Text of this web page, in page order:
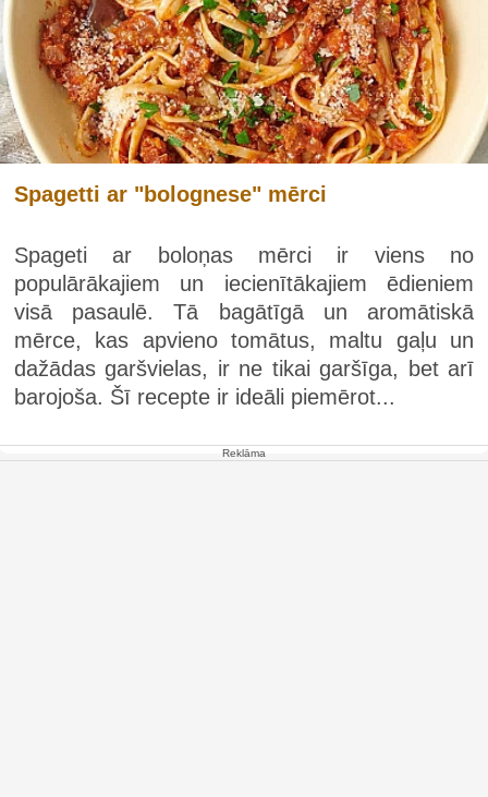
Spagetti ar "bolognese" mērci
Spageti ar boloņas mērci ir viens no
populārākajiem un iecienītākajiem ēdieniem
visā pasaulē. Tā bagātīgā un aromātiskā
mērce, kas apvieno tomātus, maltu gaļu un
dažādas garšvielas, ir ne tikai garšīga, bet arī
barojoša. Šī recepte ir ideāli piemērot...
Reklāma